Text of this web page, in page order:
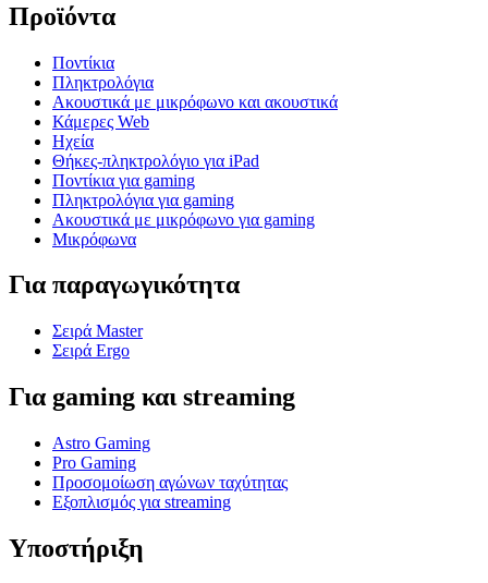
Προϊόντα
Ποντίκια
Πληκτρολόγια
Ακουστικά με μικρόφωνο και ακουστικά
Κάμερες Web
Ηχεία
Θήκες-πληκτρολόγιο για iPad
Ποντίκια για gaming
Πληκτρολόγια για gaming
Ακουστικά με μικρόφωνο για gaming
Μικρόφωνα
Για παραγωγικότητα
Σειρά Master
Σειρά Ergo
Για gaming και streaming
Astro Gaming
Pro Gaming
Προσομοίωση αγώνων ταχύτητας
Εξοπλισμός για streaming
Υποστήριξη